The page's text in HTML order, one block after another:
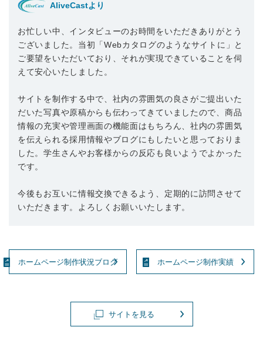
AliveCastより
お忙しい中、インタビューのお時間をいただきありがとう
ございました。当初「Webカタログのようなサイトに」と
ご要望をいただいており、それが実現できていることを伺
えて安心いたしました。
サイトを制作する中で、社内の雰囲気の良さがご提出いた
だいた写真や原稿からも伝わってきていましたので、商品
情報の充実や管理画面の機能面はもちろん、社内の雰囲気
を伝えられる採用情報やブログにもしたいと思っておりま
した。学生さんやお客様からの反応も良いようでよかった
です。
今後もお互いに情報交換できるよう、定期的に訪問させて
いただきます。よろしくお願いいたします。
ホームページ制作状況ブログ ホームページ制作実績
サイトを見る